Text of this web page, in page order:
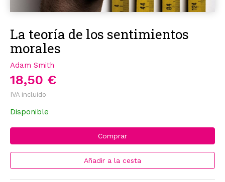
La teoría de los sentimientos
morales
Adam Smith
18,50 €
IVA incluido
Disponible
Comprar
Añadir a la cesta